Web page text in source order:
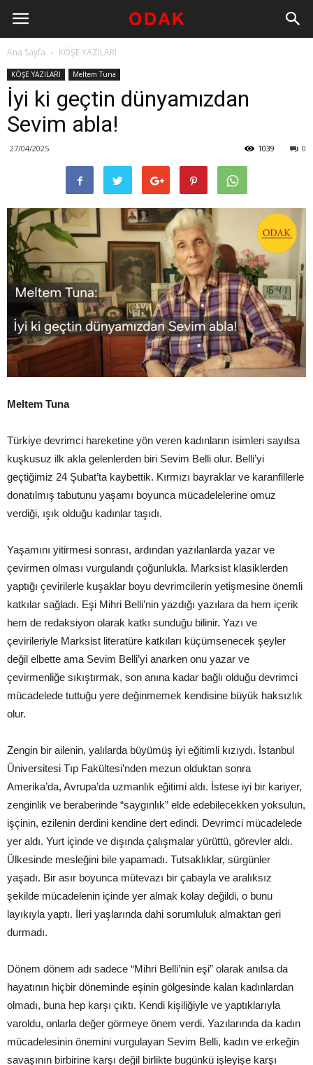
Ana Sayfa KÖŞE YAZILARI
KÖŞE YAZILARI Meltem Tuna
İyi ki geçtin dünyamızdan
Sevim abla!
27/04/2025 0
1039
Meltem Tuna
Türkiye devrimci hareketine yön veren kadınların isimleri sayılsa
kuşkusuz ilk akla gelenlerden biri Sevim Belli olur. Belli’yi
geçtiğimiz 24 Şubat’ta kaybettik. Kırmızı bayraklar ve karanfillerle
donatılmış tabutunu yaşamı boyunca mücadelelerine omuz
verdiği, ışık olduğu kadınlar taşıdı.
Yaşamını yitirmesi sonrası, ardından yazılanlarda yazar ve
çevirmen olması vurgulandı çoğunlukla. Marksist klasiklerden
yaptığı çevirilerle kuşaklar boyu devrimcilerin yetişmesine önemli
katkılar sağladı. Eşi Mihri Belli’nin yazdığı yazılara da hem içerik
hem de redaksiyon olarak katkı sunduğu bilinir. Yazı ve
çevirileriyle Marksist literatüre katkıları küçümsenecek şeyler
değil elbette ama Sevim Belli’yi anarken onu yazar ve
çevirmenliğe sıkıştırmak, son anına kadar bağlı olduğu devrimci
mücadelede tuttuğu yere değinmemek kendisine büyük haksızlık
olur.
Zengin bir ailenin, yalılarda büyümüş iyi eğitimli kızıydı. İstanbul
Üniversitesi Tıp Fakültesi’nden mezun olduktan sonra
Amerika’da, Avrupa’da uzmanlık eğitimi aldı. İstese iyi bir kariyer,
zenginlik ve beraberinde “saygınlık” elde edebilecekken yoksulun,
işçinin, ezilenin derdini kendine dert edindi. Devrimci mücadelede
yer aldı. Yurt içinde ve dışında çalışmalar yürüttü, görevler aldı.
Ülkesinde mesleğini bile yapamadı. Tutsaklıklar, sürgünler
yaşadı. Bir asır boyunca mütevazı bir çabayla ve aralıksız
şekilde mücadelenin içinde yer almak kolay değildi, o bunu
layıkıyla yaptı. İleri yaşlarında dahi sorumluluk almaktan geri
durmadı.
Dönem dönem adı sadece “Mihri Belli’nin eşi” olarak anılsa da
hayatının hiçbir döneminde eşinin gölgesinde kalan kadınlardan
olmadı, buna hep karşı çıktı. Kendi kişiliğiyle ve yaptıklarıyla
varoldu, onlarla değer görmeye önem verdi. Yazılarında da kadın
mücadelesinin önemini vurgulayan Sevim Belli, kadın ve erkeğin
savaşının birbirine karşı değil birlikte bugünkü işleyişe karşı